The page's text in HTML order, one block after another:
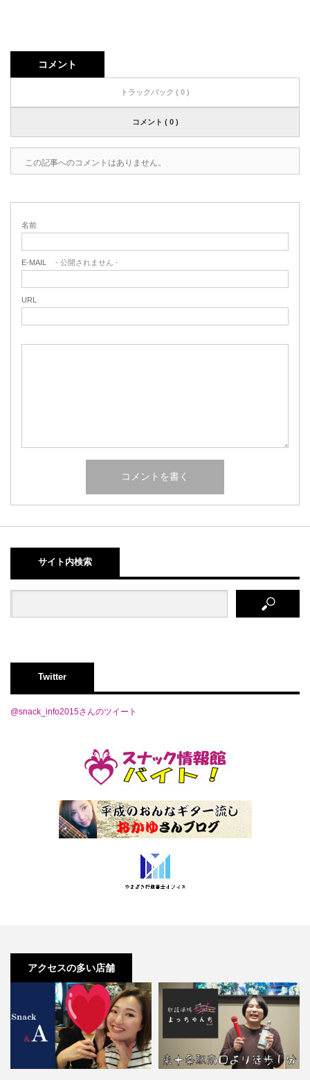
コメント
トラックバック ( 0 )
コメント ( 0 )
この記事へのコメントはありません。
名前
E-MAIL - 公開されません -
URL
サイト内検索
Twitter
@snack_info2015さんのツイート
アクセスの多い店舗